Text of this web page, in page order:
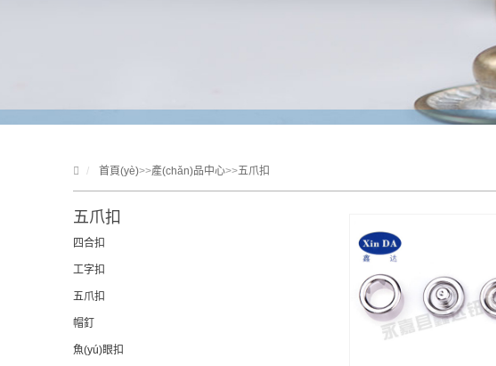
首頁(yè)>>產(chǎn)品中心>>五爪扣
五爪扣
四合扣
工字扣
五爪扣
帽釘
魚(yú)眼扣